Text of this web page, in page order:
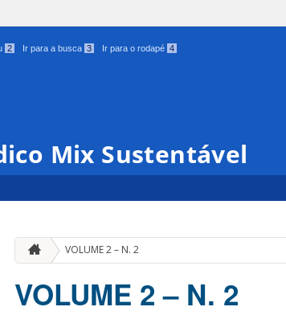
2 Ir para a busca 3 Ir para o rodapé 4
Mix Sustentável
VOLUME 2 – N. 2
VOLUME 2 – N. 2